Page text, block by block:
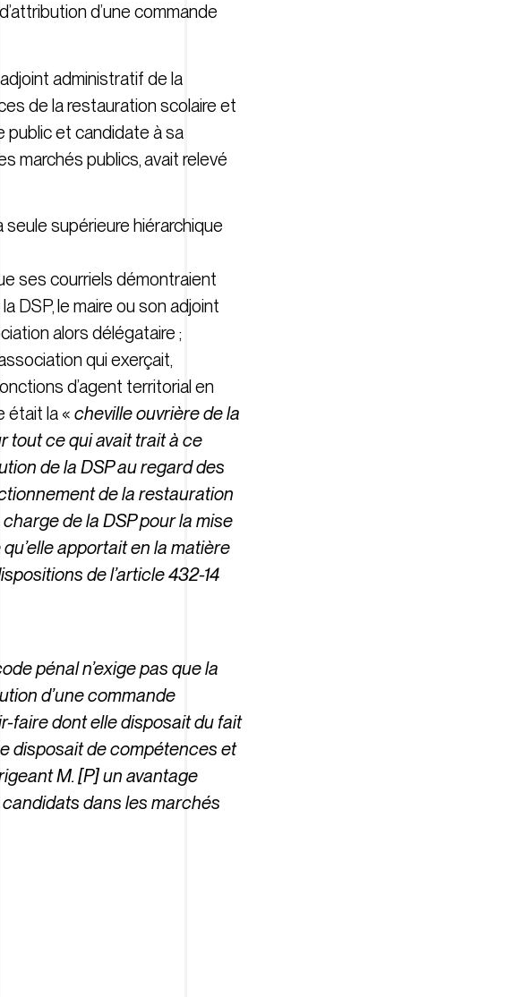
d’une commande
administratif de la
de la restauration scolaire et
public et candidate à sa
marchés publics, avait relevé
supérieure hiérarchique
ses courriels démontraient
DSP, le maire ou son adjoint
alors délégataire ;
qui exerçait,
d’agent territorial en
était la « cheville ouvrière de la
tout ce qui avait trait à ce
de la DSP au regard des
de la restauration
de la DSP pour la mise
apportait en la matière
de l’article 432-14
pénal n’exige pas que la
d’une commande
faire dont elle disposait du fait
disposait de compétences et
M. [P] un avantage
dans les marchés